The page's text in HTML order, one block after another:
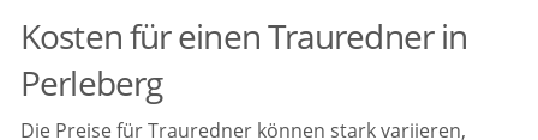
Kosten für einen Trauredner in
Perleberg
Die Preise für Trauredner können stark variieren,